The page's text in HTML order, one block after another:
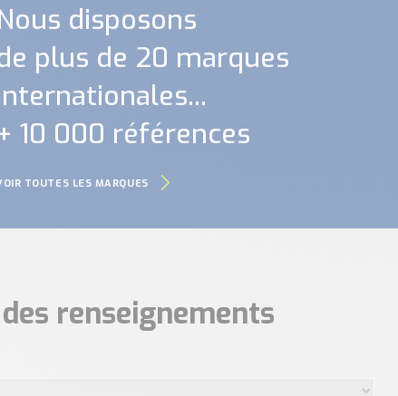
disposons
plus de 20 marques
10 000 références
TOUTES LES MARQUES
renseignements